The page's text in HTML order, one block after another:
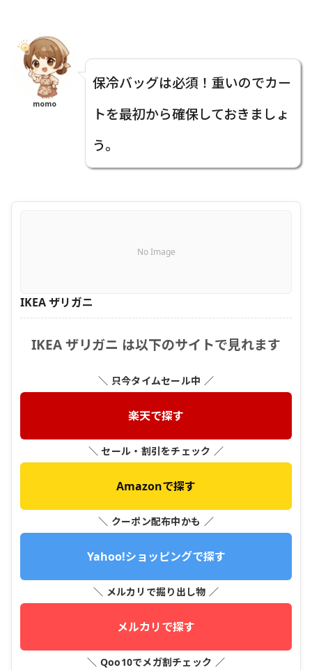
momo
保冷バッグは必須！重いのでカー
トを最初から確保しておきましょ
う。
No Image
IKEA ザリガニ
IKEA ザリガニ は以下のサイトで見れます
＼ 只今タイムセール中 ／
楽天で探す
＼ セール・割引をチェック ／
Amazonで探す
＼ クーポン配布中かも ／
Yahoo!ショッピングで探す
＼ メルカリで掘り出し物 ／
メルカリで探す
＼ Qoo10でメガ割チェック ／